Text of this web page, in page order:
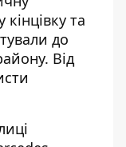
та
до
Від